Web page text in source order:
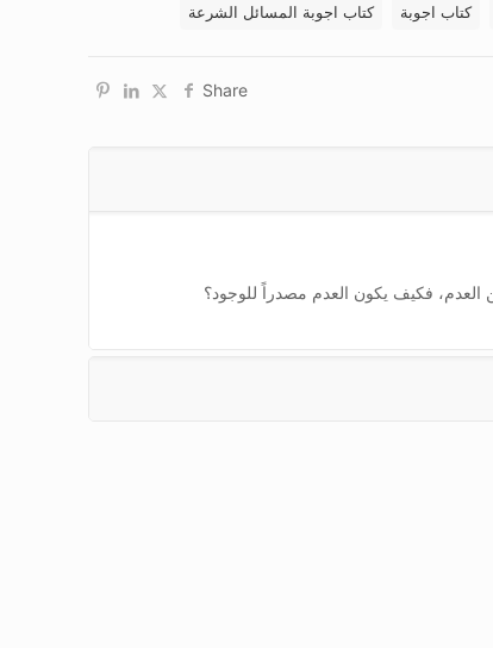
کتاب اجوبة کتاب اجوبة المسائل الشرعة
Share
العدم، فکیف یکون العدم مصدراً للوجود؟